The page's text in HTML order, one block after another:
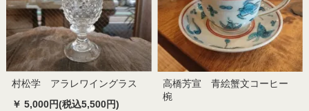
村松学 アラレワイングラス
￥ 5,000円(税込5,500円)
高橋芳宣 青絵蟹文コーヒー
椀